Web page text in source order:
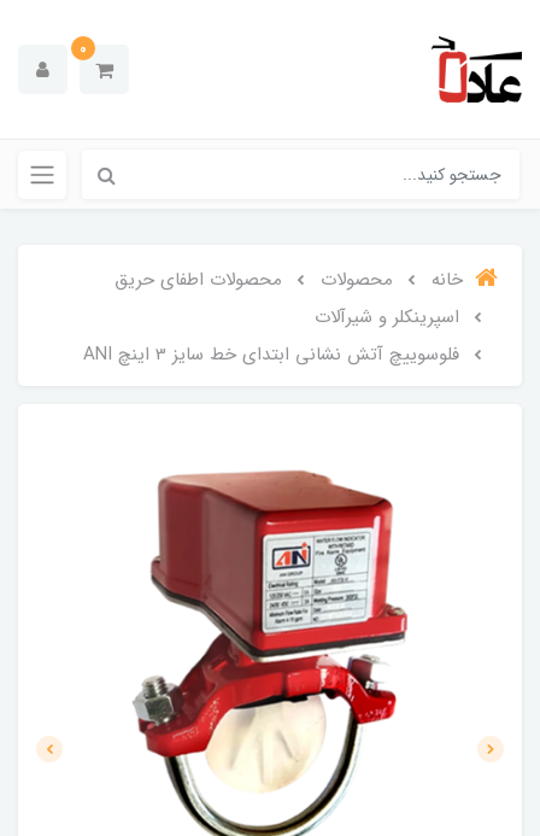
0
خانه محصولات
محصولات اطفای حریق
اسپرینکلر و شیرآلات
فلوسوییچ آتش نشانی ابتدای خط سایز 3 اینچ ANI